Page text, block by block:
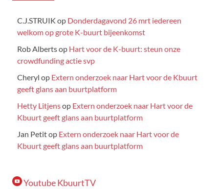
C.J.STRUIK op Donderdagavond 26 mrt iedereen
welkom op grote K-buurt bijeenkomst
Rob Albertsop Hart voor de K-buurt: steun onze
crowdfunding actie svp
Cheryl op Extern onderzoek naar Hart voor de Kbuurt
geeft glans aan buurtplatform
Hetty Litjensop Extern onderzoek naar Hart voor de
Kbuurt geeft glans aan buurtplatform
Jan Petitop Extern onderzoek naar Hart voor de
Kbuurt geeft glans aan buurtplatform
Youtube KbuurtTV